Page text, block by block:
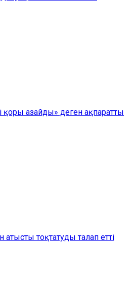
азайды» деген ақпаратты
тоқтатуды талап етті